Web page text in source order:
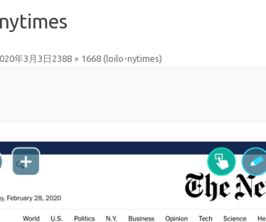
年3月3日 2388 × 1668(loilo-nytimes)